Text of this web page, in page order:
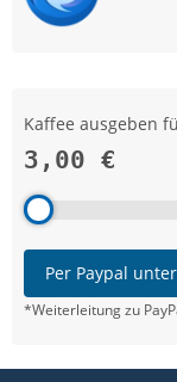
Kaffee ausgeben
3,00 €
Per Paypal
*Weiterleitung zu